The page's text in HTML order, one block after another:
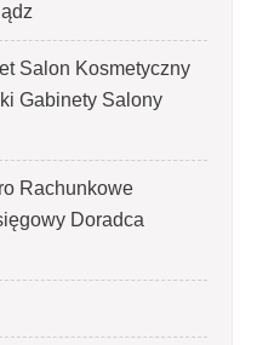
Salon Kosmetyczny
Gabinety Salony
Rachunkowe
Doradca